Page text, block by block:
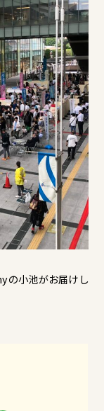
の小池がお届けし